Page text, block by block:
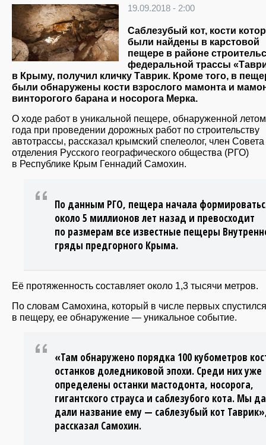
19.09.2018 - 2:00
Саблезубый кот, кости
были найдены в карстовой
пещере в районе
федеральной трассы
в Крыму, получил кличку Таврик. Кроме того, в
были обнаружены кости взрослого мамонта и
винторогого барана и носорога Мерка.
О ходе работ в уникальной пещере, обнаруженной
года при проведении дорожных работ по строительству
автотрассы, рассказал крымский спелеолог, член Совета
отделения Русского географического общества (РГО)
в Республике Крым Геннадий Самохин.
По данным РГО, пещера начала
около 5 миллионов лет назад и превосходит
по размерам все известные пещеры
гряды предгорного Крыма.
Её протяженность составляет около 1,3 тысячи метров.
По словам Самохина, который в числе первых спустился
в пещеру, ее обнаружение — уникальное событие.
«Там обнаружено порядка 100 кубометров
останков доледниковой эпохи. Среди них уже
определены останки мастодонта, носорога,
гигантского страуса и саблезубого кота. Мы
дали название ему — саблезубый кот
рассказал Самохин.